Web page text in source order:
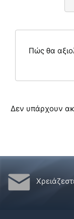
Πώς θα
Δεν υπάρχουν